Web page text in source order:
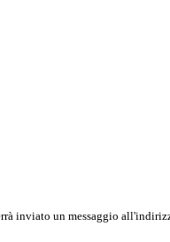
inviato un messaggio